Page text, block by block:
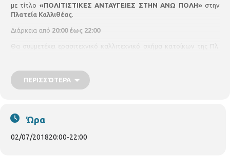
με τίτλο «ΠΟΛΙΤΙΣΤΙΚΕΣ ΑΝΤΑΥΓΕΙΕΣ ΣΤΗΝ ΑΝΩ ΠΟΛΗ»στην
Πλατεία Καλλιθέας.
Διάρκεια από 20:00 έως 22:00
Θα συμμετέχει ερασιτεχνικό καλλιτεχνικό σχήμα κατοίκων της Πλ.
ΠΕΡΙΣΣΌΤΕΡΑ
Ώρα
02/07/201820:00-22:00